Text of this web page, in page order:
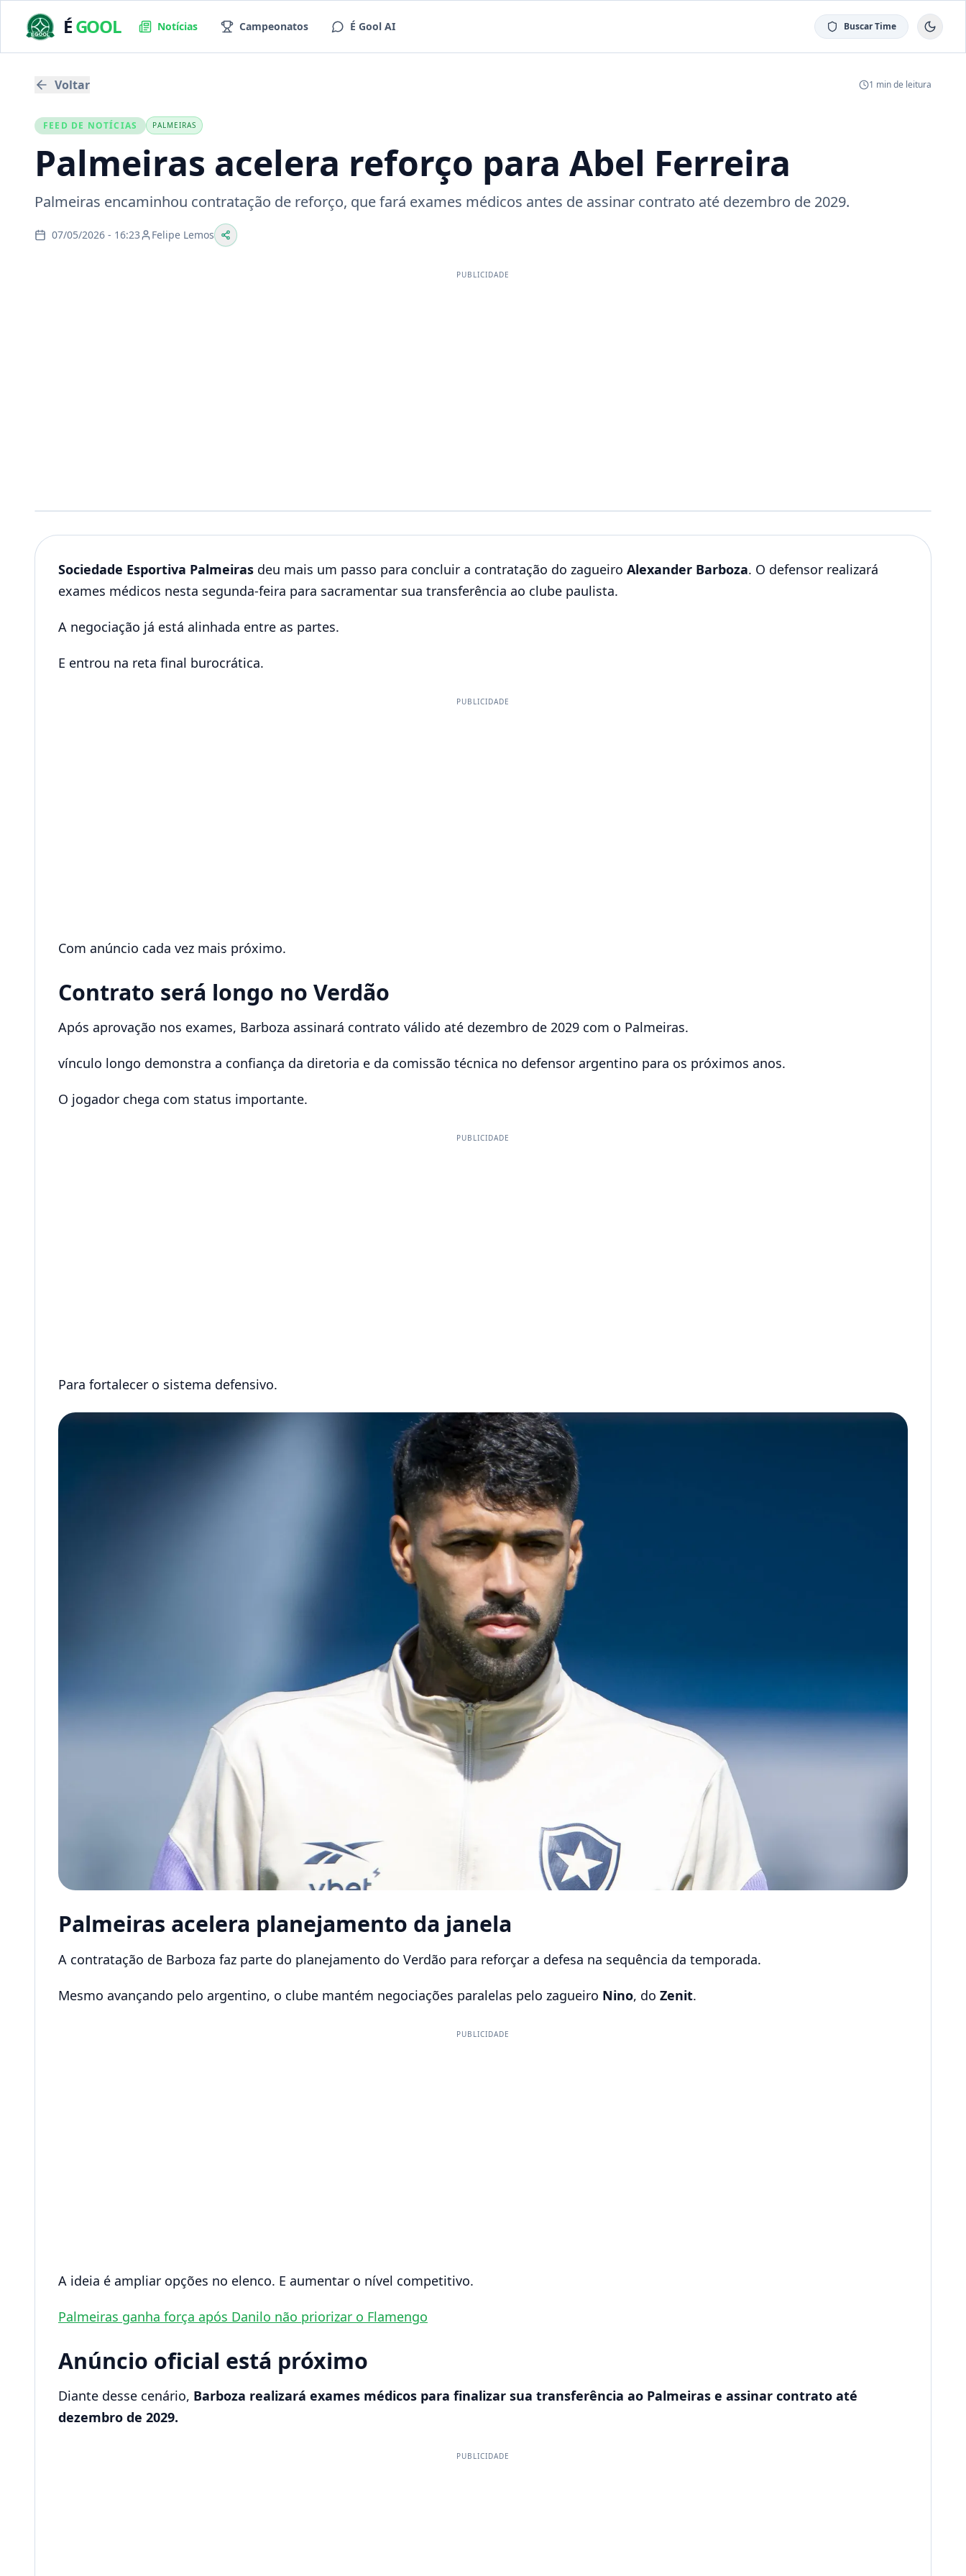
ÉGOOL Notícias Campeonatos É Gool AI Buscar Time
Voltar 1 min de leitura
FEED DE NOTÍCIAS PALMEIRAS
Palmeiras acelera reforço para Abel Ferreira
Palmeiras encaminhou contratação de reforço, que fará exames médicos antes de assinar contrato até dezembro de 2029.
07/05/2026 - 16:23 Felipe Lemos
PUBLICIDADE
Sociedade Esportiva Palmeiras deu mais um passo para concluir a contratação do zagueiro Alexander Barboza. O defensor realizará
exames médicos nesta segunda-feira para sacramentar sua transferência ao clube paulista.
A negociação já está alinhada entre as partes.
E entrou na reta final burocrática.
PUBLICIDADE
Com anúncio cada vez mais próximo.
Contrato será longo no Verdão
Após aprovação nos exames, Barboza assinará contrato válido até dezembro de 2029 com o Palmeiras.
vínculo longo demonstra a confiança da diretoria e da comissão técnica no defensor argentino para os próximos anos.
O jogador chega com status importante.
PUBLICIDADE
Para fortalecer o sistema defensivo.
Palmeiras acelera planejamento da janela
A contratação de Barboza faz parte do planejamento do Verdão para reforçar a defesa na sequência da temporada.
Mesmo avançando pelo argentino, o clube mantém negociações paralelas pelo zagueiro Nino, do Zenit.
PUBLICIDADE
A ideia é ampliar opções no elenco. E aumentar o nível competitivo.
Palmeiras ganha força após Danilo não priorizar o Flamengo
Anúncio oficial está próximo
Diante desse cenário, Barboza realizará exames médicos para finalizar sua transferência ao Palmeiras e assinar contrato até
dezembro de 2029.
PUBLICIDADE